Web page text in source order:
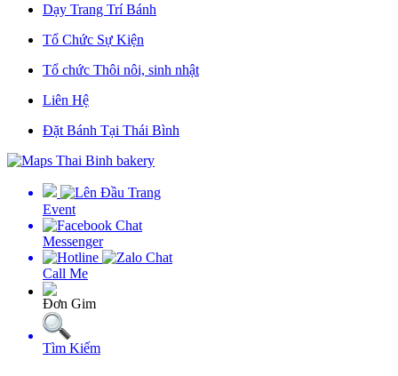
Dạy Trang Trí Bánh
Tổ Chức Sự Kiện
Tổ chức Thôi nôi, sinh nhật
Liên Hệ
Đặt Bánh Tại Thái Bình
Event
Messenger
Call Me
Ðơn Gim
Tìm Kiếm